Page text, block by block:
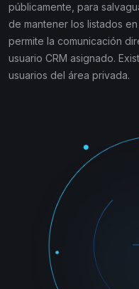
públicamente, para
de mantener los listados
permite la comunicación
usuario CRM asignado.
usuarios del área privada.